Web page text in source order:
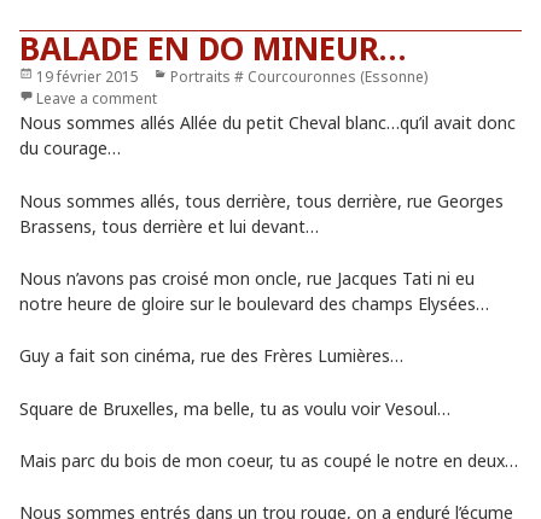
BALADE EN DO MINEUR…
Publié
le
19 février 2015 Catégories
Portraits # Courcouronnes (Essonne)
Leave a comment
Nous sommes allés Allée du petit Cheval blanc…qu’il avait donc
du courage…
Nous sommes allés, tous derrière, tous derrière, rue Georges
Brassens, tous derrière et lui devant…
Nous n’avons pas croisé mon oncle, rue Jacques Tati ni eu
notre heure de gloire sur le boulevard des champs Elysées…
Guy a fait son cinéma, rue des Frères Lumières…
Square de Bruxelles, ma belle, tu as voulu voir Vesoul…
Mais parc du bois de mon coeur, tu as coupé le notre en deux…
Nous sommes entrés dans un trou rouge, on a enduré l’écume